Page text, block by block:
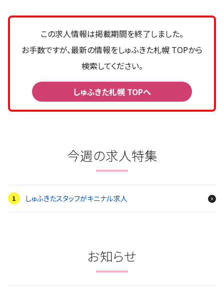
この求人情報は掲載期間を終了しました。
お手数ですが、最新の情報をしゅふきた札幌 TOPから
検索してください。
しゅふきた札幌 TOPへ
今週の求人特集
しゅふきたスタッフがキニナル求人
お知らせ